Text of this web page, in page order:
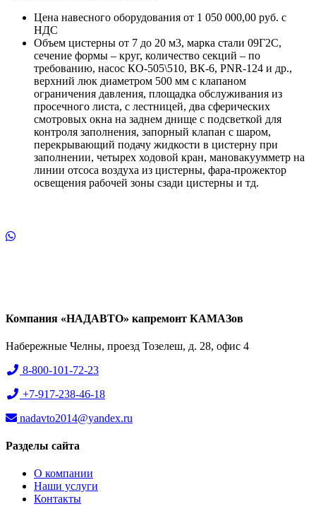
Цена навесного оборудования от 1 050 000,00 руб. с
НДС
Объем цистерны от 7 до 20 м3, марка стали 09Г2С,
сечение формы – круг, количество секций – по
требованию, насос КО-505\510, ВК-6, PNR-124 и др.,
верхний люк диаметром 500 мм с клапаном
ограничения давления, площадка обслуживания из
просечного листа, с лестницей, два сферических
смотровых окна на заднем днище с подсветкой для
контроля заполнения, запорный клапан с шаром,
перекрывающий подачу жидкости в цистерну при
заполнении, четырех ходовой кран, мановакуумметр на
линии отсоса воздуха из цистерны, фара-прожектор
освещения рабочей зоны сзади цистерны и тд.
Компания «НАДАВТО» капремонт КАМАЗов
Набережные Челны, проезд Тозелеш, д. 28, офис 4
8-800-101-72-23
+7-917-238-46-18
nadavto2014@yandex.ru
Разделы сайта
О компании
Наши услуги
Контакты